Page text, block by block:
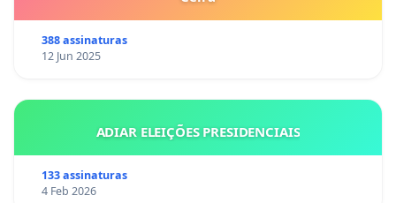
388 assinaturas
12 Jun 2025
ADIAR ELEIÇÕES PRESIDENCIAIS
133 assinaturas
4 Feb 2026